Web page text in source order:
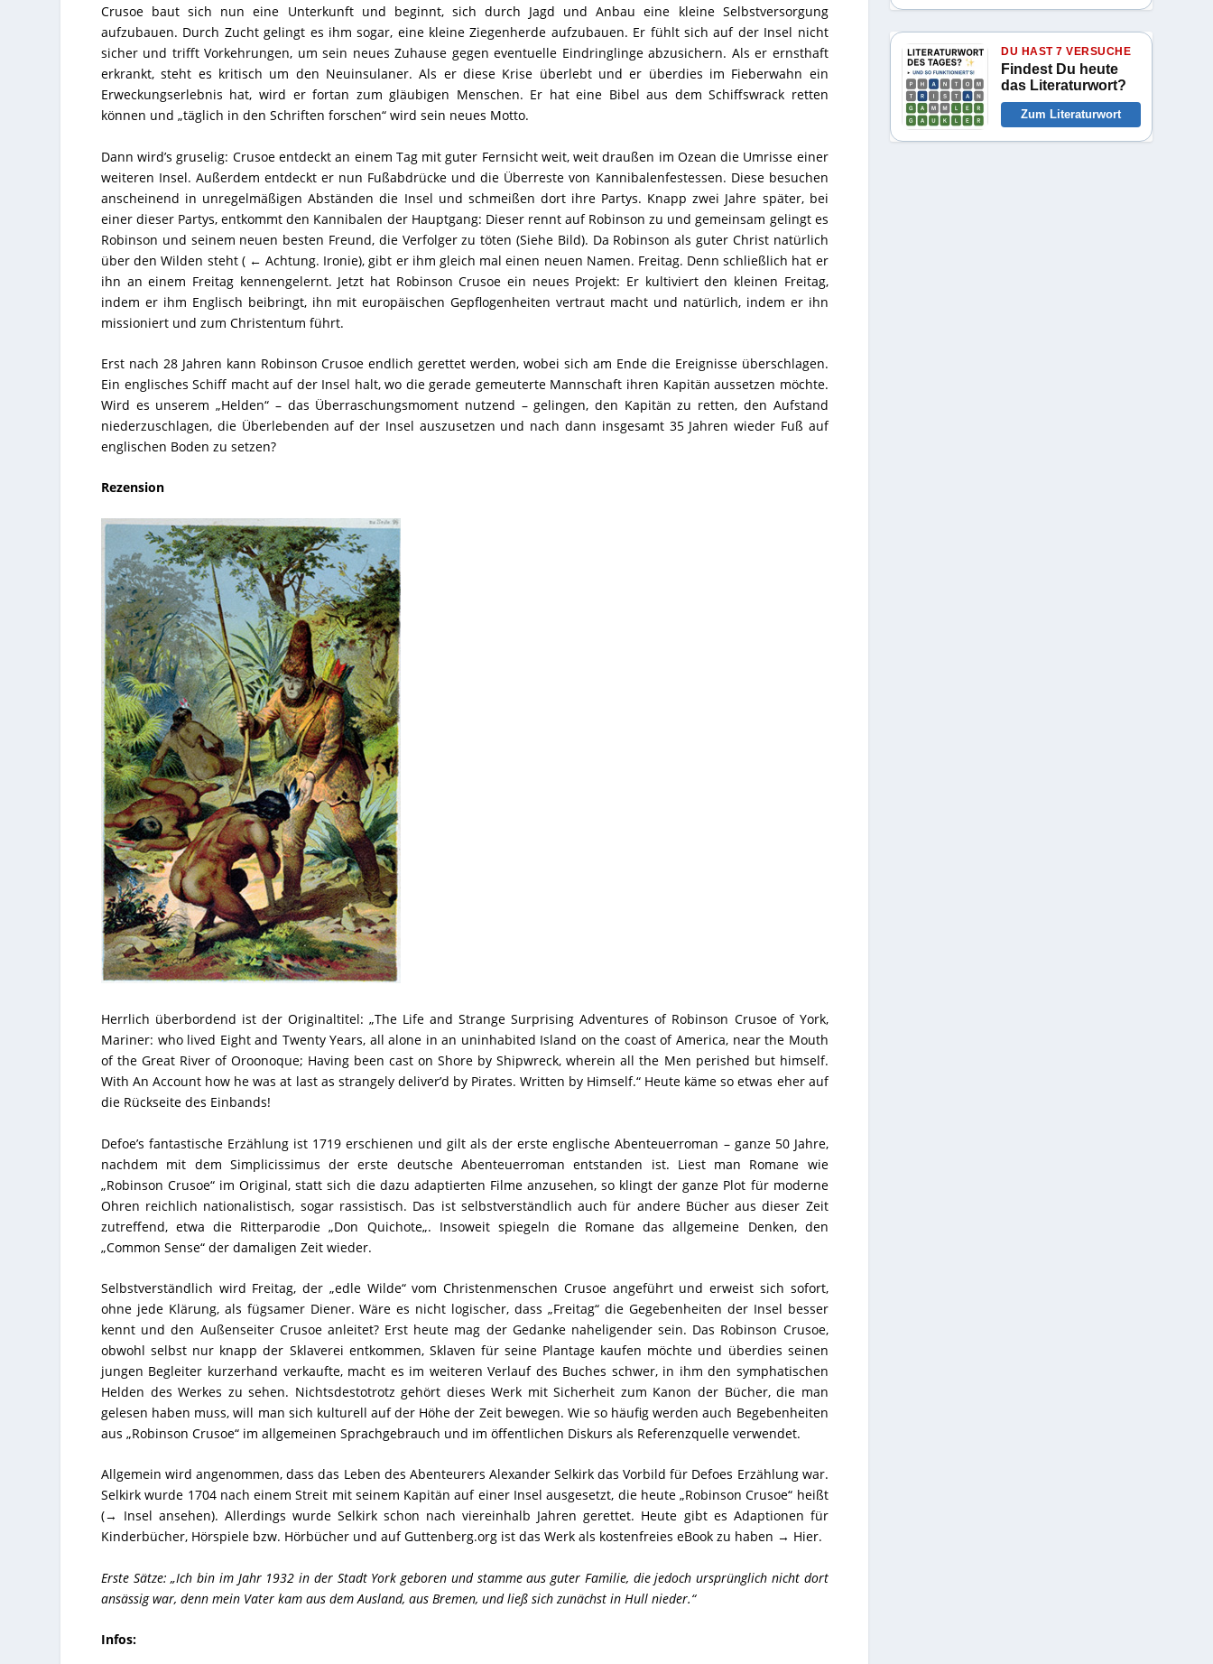
Crusoe baut sich nun eine Unterkunft und beginnt, sich durch Jagd und Anbau eine kleine Selbstversorgung
aufzubauen. Durch Zucht gelingt es ihm sogar, eine kleine Ziegenherde aufzubauen. Er fühlt sich auf der Insel nicht
sicher und trifft Vorkehrungen, um sein neues Zuhause gegen eventuelle Eindringlinge abzusichern. Als er ernsthaft
erkrankt, steht es kritisch um den Neuinsulaner. Als er diese Krise überlebt und er überdies im Fieberwahn ein
Erweckungserlebnis hat, wird er fortan zum gläubigen Menschen. Er hat eine Bibel aus dem Schiffswrack retten
können und „täglich in den Schriften forschen“ wird sein neues Motto.
Dann wird’s gruselig: Crusoe entdeckt an einem Tag mit guter Fernsicht weit, weit draußen im Ozean die Umrisse einer
weiteren Insel. Außerdem entdeckt er nun Fußabdrücke und die Überreste von Kannibalenfestessen. Diese besuchen
anscheinend in unregelmäßigen Abständen die Insel und schmeißen dort ihre Partys. Knapp zwei Jahre später, bei
einer dieser Partys, entkommt den Kannibalen der Hauptgang: Dieser rennt auf Robinson zu und gemeinsam gelingt es
Robinson und seinem neuen besten Freund, die Verfolger zu töten (Siehe Bild). Da Robinson als guter Christ natürlich
über den Wilden steht ( ← Achtung. Ironie), gibt er ihm gleich mal einen neuen Namen. Freitag. Denn schließlich hat er
ihn an einem Freitag kennengelernt. Jetzt hat Robinson Crusoe ein neues Projekt: Er kultiviert den kleinen Freitag,
indem er ihm Englisch beibringt, ihn mit europäischen Gepflogenheiten vertraut macht und natürlich, indem er ihn
missioniert und zum Christentum führt.
Erst nach 28 Jahren kann Robinson Crusoe endlich gerettet werden, wobei sich am Ende die Ereignisse überschlagen.
Ein englisches Schiff macht auf der Insel halt, wo die gerade gemeuterte Mannschaft ihren Kapitän aussetzen möchte.
Wird es unserem „Helden“ – das Überraschungsmoment nutzend – gelingen, den Kapitän zu retten, den Aufstand
niederzuschlagen, die Überlebenden auf der Insel auszusetzen und nach dann insgesamt 35 Jahren wieder Fuß auf
englischen Boden zu setzen?
Rezension
Herrlich überbordend ist der Originaltitel: „The Life and Strange Surprising Adventures of Robinson Crusoe of York,
Mariner: who lived Eight and Twenty Years, all alone in an uninhabited Island on the coast of America, near the Mouth
of the Great River of Oroonoque; Having been cast on Shore by Shipwreck, wherein all the Men perished but himself.
With An Account how he was at last as strangely deliver’d by Pirates. Written by Himself.“ Heute käme so etwas eher auf
die Rückseite des Einbands!
Defoe’s fantastische Erzählung ist 1719 erschienen und gilt als der erste englische Abenteuerroman – ganze 50 Jahre,
nachdem mit dem Simplicissimusder erste deutsche Abenteuerroman entstanden ist. Liest man Romane wie
„Robinson Crusoe“ im Original, statt sich die dazu adaptierten Filme anzusehen, so klingt der ganze Plot für moderne
Ohren reichlich nationalistisch, sogar rassistisch. Das ist selbstverständlich auch für andere Bücher aus dieser Zeit
zutreffend, etwa die Ritterparodie „Don Quichote„. Insoweit spiegeln die Romane das allgemeine Denken, den
„Common Sense“ der damaligen Zeit wieder.
Selbstverständlich wird Freitag, der „edle Wilde“ vom Christenmenschen Crusoe angeführt und erweist sich sofort,
ohne jede Klärung, als fügsamer Diener. Wäre es nicht logischer, dass „Freitag“ die Gegebenheiten der Insel besser
kennt und den Außenseiter Crusoe anleitet? Erst heute mag der Gedanke naheligender sein. Das Robinson Crusoe,
obwohl selbst nur knapp der Sklaverei entkommen, Sklaven für seine Plantage kaufen möchte und überdies seinen
jungen Begleiter kurzerhand verkaufte, macht es im weiteren Verlauf des Buches schwer, in ihm den symphatischen
Helden des Werkes zu sehen. Nichtsdestotrotz gehört dieses Werk mit Sicherheit zum Kanon der Bücher, die man
gelesen haben muss, will man sich kulturell auf der Höhe der Zeit bewegen. Wie so häufig werden auch Begebenheiten
aus „Robinson Crusoe“ im allgemeinen Sprachgebrauch und im öffentlichen Diskurs als Referenzquelle verwendet.
Allgemein wird angenommen, dass das Leben des Abenteurers Alexander Selkirk das Vorbild für Defoes Erzählung war.
Selkirk wurde 1704 nach einem Streit mit seinem Kapitän auf einer Insel ausgesetzt, die heute „Robinson Crusoe“ heißt
(→ Insel ansehen). Allerdings wurde Selkirk schon nach viereinhalb Jahren gerettet. Heute gibt es Adaptionen für
Kinderbücher, Hörspiele bzw. Hörbücher und auf Guttenberg.org ist das Werk als kostenfreies eBook zu haben → Hier.
Erste Sätze: „Ich bin im Jahr 1932 in der Stadt York geboren und stamme aus guter Familie, die jedoch ursprünglich nicht dort
ansässig war, denn mein Vater kam aus dem Ausland, aus Bremen, und ließ sich zunächst in Hull nieder.“
Infos:
DU HAST 7 VERSUCHE
Findest Du heute
das Literaturwort?
Zum Literaturwort